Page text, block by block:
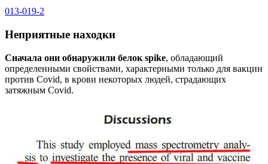
013-019-2
Неприятные находки
Сначала они обнаружили белок spike, обладающий
определенными свойствами, характерными только для вакцин
против Covid, в крови некоторых людей, страдающих
затяжным Covid.